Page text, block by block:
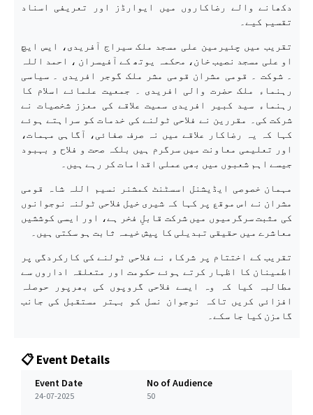
دکھانے والے رضاکاروں میں ایوارڈز اور تعریفی اسناد
تقسیم کیے۔
تقریب میں چئیرمین علی مسجد ملک سیراج آفریدی، ایس ایچ
او علی مسجد نصیب خان، محکمہ یوتھ کے آفیسران ، احمد اللہ
۔ شوکت ۔ قومی مشران قومی مشر ملک گوجر افریدی ۔ سیاسی
رہنماء ملک حضرت والی افریدی ۔ جمعیت علمائے اسلام کا
رہنماء سید کبیر افریدی سمیت علاقے کی معزز شخصیات نے
شرکت کی۔ مقررین نے فلاحی ٹولنے کی خدمات کو سراہتے ہوئے
کہا کہ یہ رضاکار علاقے میں نہ صرف صفائی، آگاہی مہمات،
اور تعلیمی معاونت میں سرگرم ہیں بلکہ صحت و فلاح و بہبود
جیسے اہم شعبوں میں بھی عملی اقدامات کر رہے ہیں۔
مہمان خصوصی ایڈیشنل اسسٹنٹ کمشنر نسیم اللہ شاہ قومی
مشران نے اس موقع پر کہا کہ شیری خیل فلاحی ٹولنہ نوجوانوں
کی مثبت سرگرمیوں میں شرکت قابلِ فخر ہے، اور ایسی کوششیں
معاشرے میں حقیقی تبدیلی کا پیش خیمہ ثابت ہو سکتی ہیں۔
تقریب کے اختتام پر شرکاء نے فلاحی ٹولنے کی کارکردگی پر
اطمینان کا اظہار کرتے ہوئے حکومت اور متعلقہ اداروں سے
مطالبہ کیا کہ وہ ایسے فلاحی گروپوں کی بھرپور حوصلہ
افزائی کریں تاکہ نوجوان نسل کو بہتر مستقبل کی جانب
گامزن کیا جا سکے۔
📋 Event Details
Event Date
24-07-2025
No of Audience
50